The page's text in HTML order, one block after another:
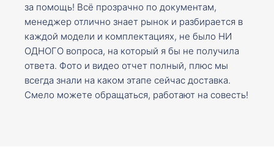
за помощь! Всё прозрачно по документам,
менеджер отлично знает рынок и разбирается в
каждой модели и комплектациях, не было НИ
ОДНОГО вопроса, на который я бы не получила
ответа. Фото и видео отчет полный, плюс мы
всегда знали на каком этапе сейчас доставка.
Смело можете обращаться, работают на совесть!